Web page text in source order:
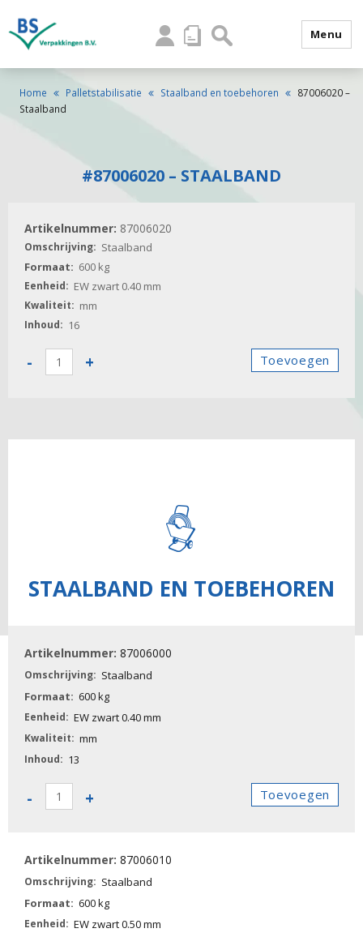
Menu
Home Palletstabilisatie Staalband en toebehoren
87006020 –
Staalband
#87006020 – STAALBAND
87006020
Staalband
600 kg
EW zwart 0.40 mm
mm
16
-
87006020
+ Toevoegen
STAALBAND EN TOEBEHOREN
87006000
Staalband
600 kg
EW zwart 0.40 mm
mm
13
-
87006000
+ Toevoegen
87006010
Staalband
600 kg
EW zwart 0.50 mm